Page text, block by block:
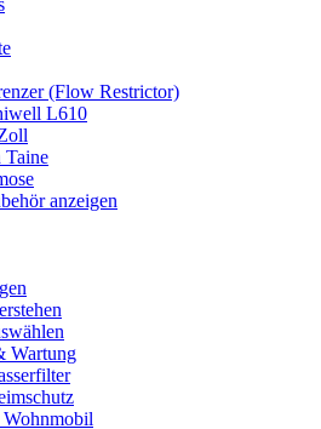
(Flow Restrictor)
L610
Taine
anzeigen
Wartung